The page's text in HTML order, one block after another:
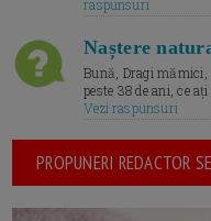
raspunsuri
Naștere
Bună, Dragi mămici,
peste 38 de ani, ce
Vezi raspunsuri
PROPUNERI REDACTOR